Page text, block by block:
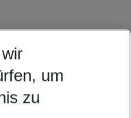
Wünschen
um
zu